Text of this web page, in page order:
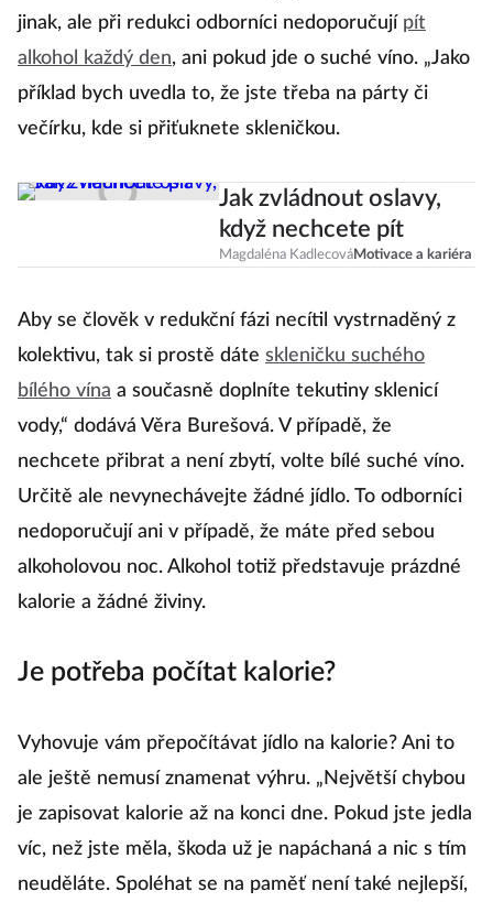
jinak, ale při redukci odborníci nedoporučují pít
alkohol každý den, ani pokud jde o suché víno. „Jako
příklad bych uvedla to, že jste třeba na párty či
večírku, kde si přiťuknete skleničkou.
Jak zvládnout oslavy,
když nechcete pít
Magdaléna KadlecováMotivace a kariéra
Aby se člověk v redukční fázi necítil vystrnaděný z
kolektivu, tak si prostě dáte skleničku suchého
bílého vína a současně doplníte tekutiny sklenicí
vody,“ dodává Věra Burešová. V případě, že
nechcete přibrat a není zbytí, volte bílé suché víno.
Určitě ale nevynechávejte žádné jídlo. To odborníci
nedoporučují ani v případě, že máte před sebou
alkoholovou noc. Alkohol totiž představuje prázdné
kalorie a žádné živiny.
Je potřeba počítat kalorie?
Vyhovuje vám přepočítávat jídlo na kalorie? Ani to
ale ještě nemusí znamenat výhru. „Největší chybou
je zapisovat kalorie až na konci dne. Pokud jste jedla
víc, než jste měla, škoda už je napáchaná a nic s tím
neuděláte. Spoléhat se na paměť není také nejlepší,